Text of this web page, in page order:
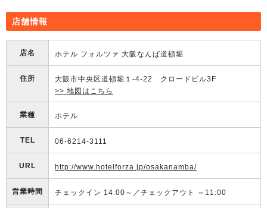
店舗情報
店名 ホテル フォルツァ 大阪なんば道頓堀
住所
大阪市中央区道頓堀１-4-22 クロードビル3F
>> 地図はこちら
業種 ホテル
TEL 06-6214-3111
URL http://www.hotelforza.jp/osakanamba/
営業時間 チェックイン 14:00～／チェックアウト ～11:00